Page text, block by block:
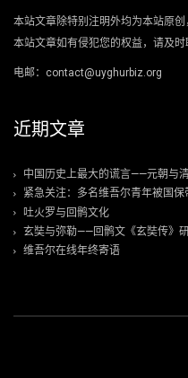
本站文章除特别注明外均为本站原
本站文章如有侵犯您的权益，请及时
电邮：contact@uyghurbiz.org
近期文章
中国历史上最大的谎言——元朝与
紧急关注：多名维吾尔青年被国
吐火罗与回鹘文化
玄奘与弥勒——回鹘文《玄奘传》研
维吾尔在线年终寄语